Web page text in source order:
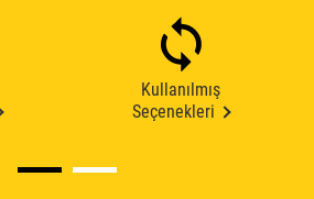
Kullanılmış
Seçenekleri